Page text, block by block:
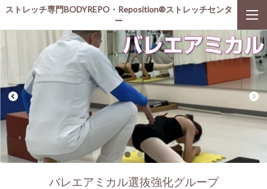
ストレッチ専門BODYREPO・Reposition®ストレッチセンタ
ー
バレエアミカル選抜強化グループ